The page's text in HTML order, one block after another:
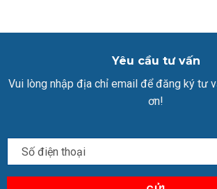
Yêu cầu tư vấn
Vui lòng nhập địa chỉ email để đăng ký tư
ơn!